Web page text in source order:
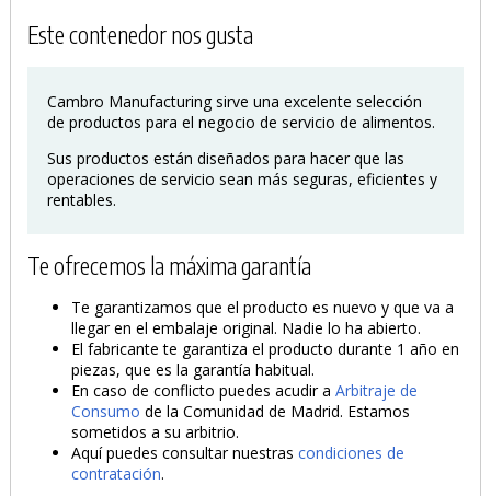
Este contenedor nos gusta
Cambro Manufacturing sirve una excelente selección
de productos para el negocio de servicio de alimentos.
Sus productos están diseñados para hacer que las
operaciones de servicio sean más seguras, eficientes y
rentables.
Te ofrecemos la máxima garantía
Te garantizamos que el producto es nuevo y que va a
llegar en el embalaje original. Nadie lo ha abierto.
El fabricante te garantiza el producto durante 1 año en
piezas, que es la garantía habitual.
En caso de conflicto puedes acudir aArbitraje de
Consumo de la Comunidad de Madrid. Estamos
sometidos a su arbitrio.
Aquí puedes consultar nuestrascondiciones de
contratación.